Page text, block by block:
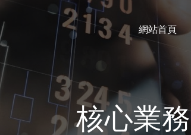
網站首頁
核心業務